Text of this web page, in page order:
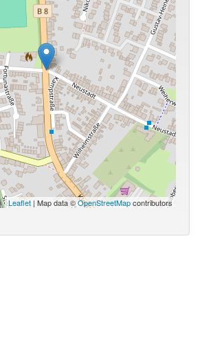
Leaflet | Map data ©OpenStreetMapcontributors